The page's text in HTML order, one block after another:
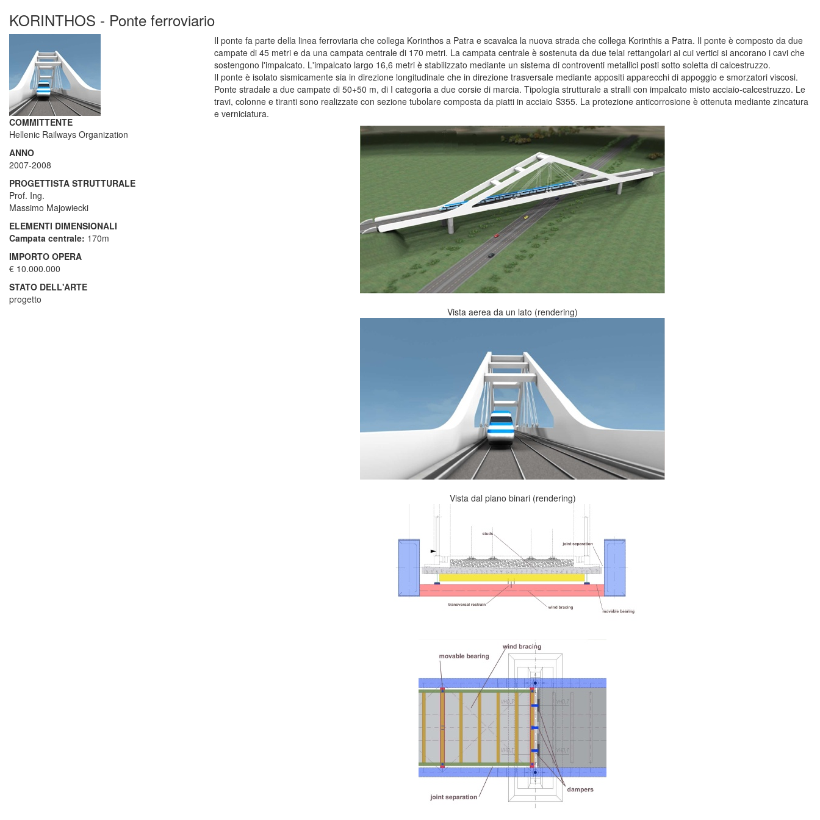
KORINTHOS - Ponte ferroviario
COMMITTENTE
Hellenic Railways Organization
ANNO
2007-2008
PROGETTISTA STRUTTURALE
Prof. Ing.
Massimo Majowiecki
ELEMENTI DIMENSIONALI
Campata centrale: 170m
IMPORTO OPERA
€ 10.000.000
STATO DELL'ARTE
progetto
Il ponte fa parte della linea ferroviaria che collega Korinthos a Patra e scavalca la nuova strada che collega Korinthis a Patra. Il ponte è composto da due
campate di 45 metri e da una campata centrale di 170 metri. La campata centrale è sostenuta da due telai rettangolari ai cui vertici si ancorano i cavi che
sostengono l'impalcato. L'impalcato largo 16,6 metri è stabilizzato mediante un sistema di controventi metallici posti sotto soletta di calcestruzzo.
Il ponte è isolato sismicamente sia in direzione longitudinale che in direzione trasversale mediante appositi apparecchi di appoggio e smorzatori viscosi.
Ponte stradale a due campate di 50+50 m, di I categoria a due corsie di marcia. Tipologia strutturale a stralli con impalcato misto acciaio-calcestruzzo. Le
travi, colonne e tiranti sono realizzate con sezione tubolare composta da piatti in acciaio S355. La protezione anticorrosione è ottenuta mediante zincatura
e verniciatura.
Vista aerea da un lato (rendering)
Vista dal piano binari (rendering)